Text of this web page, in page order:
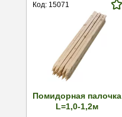
Код: 15071
Помидорная палочка
L=1,0-1,2м